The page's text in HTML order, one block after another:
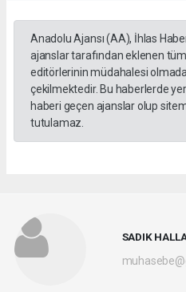
Anadolu Ajansı (AA), İhlas
ajanslar tarafından eklenen
editörlerinin müdahalesi
çekilmektedir. Bu haberlerde
haberi geçen ajanslar olup
tutulamaz.
SADIK